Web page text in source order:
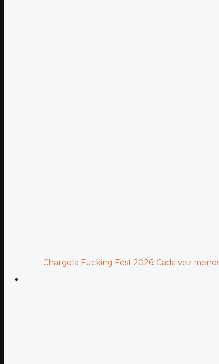
Chargola Fucking Fest 2026: Cada vez